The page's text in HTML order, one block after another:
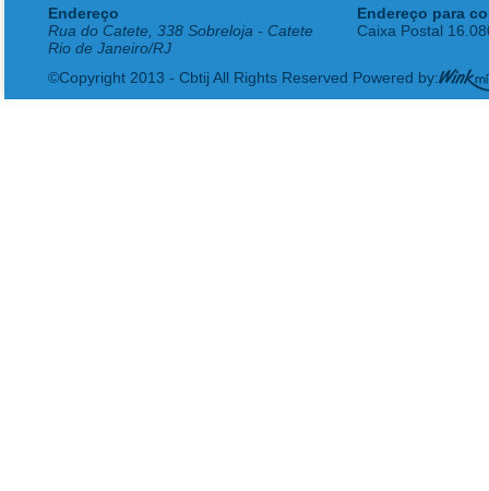
Endereço
Rua do Catete, 338 Sobreloja - Catete
Rio de Janeiro/RJ
Endereço para
Caixa Postal
©Copyright 2013 - Cbtij All Rights Reserved Powered by: